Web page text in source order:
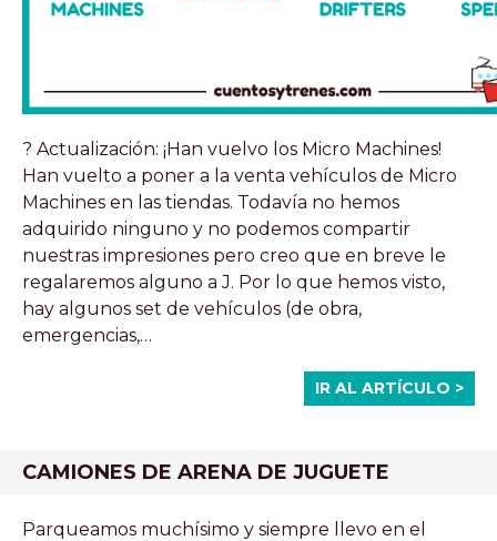
? Actualización: ¡Han vuelvo los Micro Machines!
Han vuelto a poner a la venta vehículos de Micro
Machines en las tiendas. Todavía no hemos
adquirido ninguno y no podemos compartir
nuestras impresiones pero creo que en breve le
regalaremos alguno a J. Por lo que hemos visto,
hay algunos set de vehículos (de obra,
emergencias,…
IR AL ARTÍCULO >
CAMIONES DE ARENA DE JUGUETE
Parqueamos muchísimo y siempre llevo en el